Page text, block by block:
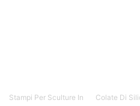
trasparente Pasta
Stampi Per Sculture In
Colate Di